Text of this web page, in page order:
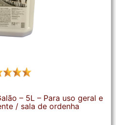
– 5L – Para uso geral e
/ sala de ordenha